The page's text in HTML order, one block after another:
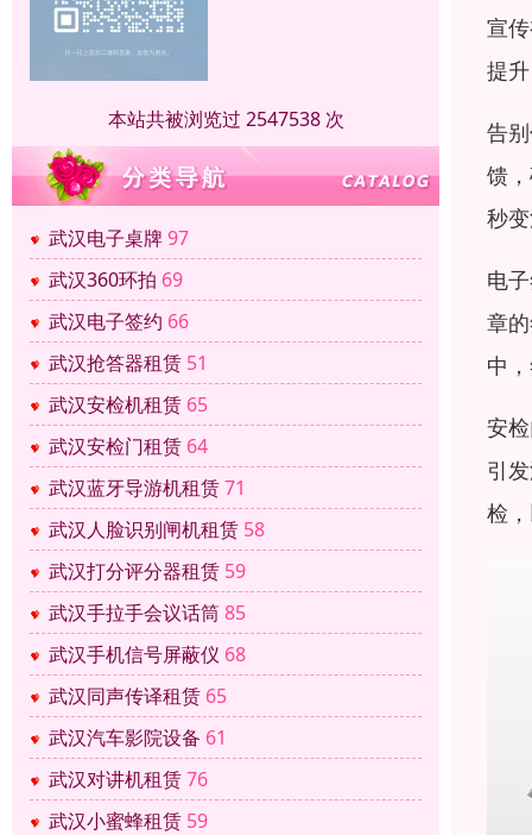
本站共被浏览过 2547538 次
武汉电子桌牌97
武汉360环拍 69
武汉电子签约 66
武汉抢答器租赁 51
武汉安检机租赁 65
武汉安检门租赁 64
武汉蓝牙导游机租赁71
武汉人脸识别闸机租赁 58
武汉打分评分器租赁 59
武汉手拉手会议话筒85
武汉手机信号屏蔽仪 68
武汉同声传译租赁 65
武汉汽车影院设备 61
武汉对讲机租赁76
武汉小蜜蜂租赁 59
宣
提
告
馈
秒
电
章
中
安
引
检